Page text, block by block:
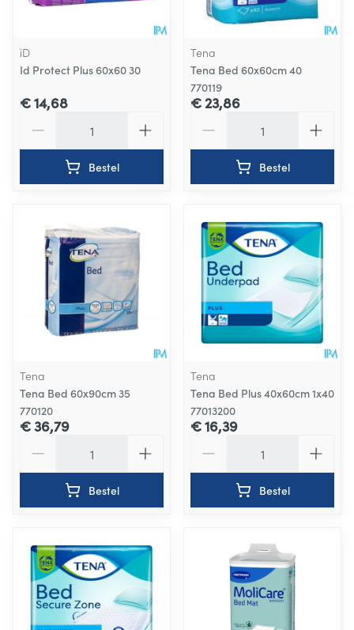
iD
Id Protect Plus 60x60 30
€ 14,68
Bestel
Tena
Tena Bed 60x60cm 40
770119
€ 23,86
Bestel
Tena
Tena Bed 60x90cm 35
770120
€ 36,79
Bestel
Tena
Tena Bed Plus 40x60cm 1x40
77013200
€ 16,39
Bestel